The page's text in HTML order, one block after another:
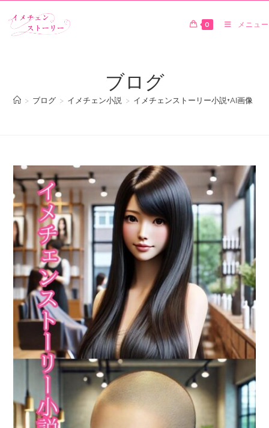
0 メニュー
ブログ
> ブログ > イメチェン小説 > イメチェンストーリー小説+AI画像